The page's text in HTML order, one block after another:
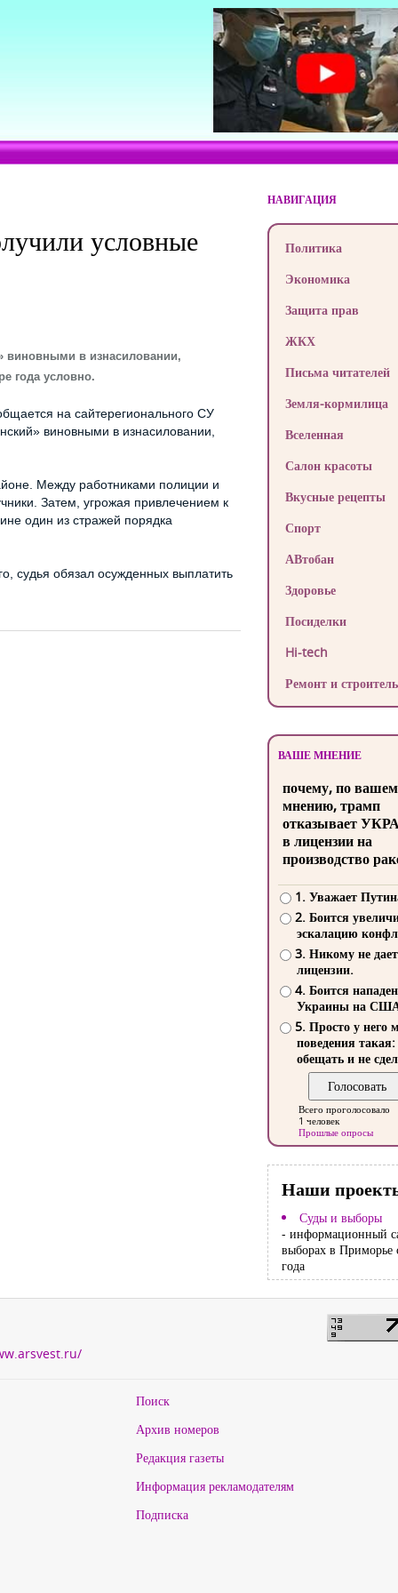
условные
виновными в изнасиловании,
года условно.
на сайтерегионального СУ
виновными в изнасиловании,
Между работниками полиции и
Затем, угрожая привлечением к
один из стражей порядка
судья обязал осужденных выплатить
НАВИГАЦИЯ
Политика
Экономика
Защита прав
ЖКХ
Письма читателей
Земля-кормилица
Вселенная
Салон красоты
Вкусные рецепты
Спорт
АВтобан
Здоровье
Посиделки
Hi-tech
Ремонт и
ВАШЕ МНЕНИЕ
почему, по
мнению, трамп
отказывает
в лицензии на
производство
1. Уважает
2. Боится
эскалацию
3. Никому не
лицензии.
4. Боится
Украины на
5. Просто у него
поведения такая:
обещать и не
Всего проголосовало
1 человек
Прошлые опросы
Наши
Суды и выборы
- информационный
выборах в Приморье
года
Поиск
Архив номеров
Редакция газеты
Информация рекламодателям
Подписка